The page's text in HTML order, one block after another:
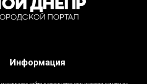
Информация